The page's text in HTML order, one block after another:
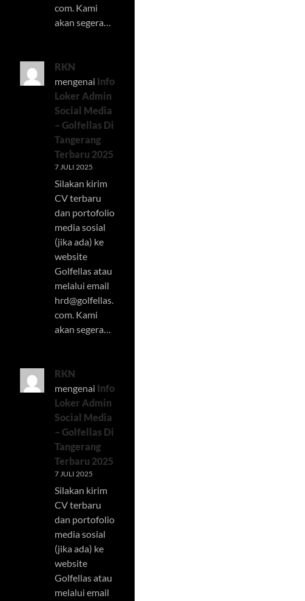
com. Kami
akan segera…
RKN
mengenai Info
Loker Admin
Social Media
– Golfellas Di
Tangerang
Terbaru 2025
7 JULI 2025
Silakan kirim
CV terbaru
dan portofolio
media sosial
(jika ada) ke
website
Golfellas atau
melalui email
hrd@golfellas.
com. Kami
akan segera…
RKN
mengenai Info
Loker Admin
Social Media
– Golfellas Di
Tangerang
Terbaru 2025
7 JULI 2025
Silakan kirim
CV terbaru
dan portofolio
media sosial
(jika ada) ke
website
Golfellas atau
melalui email